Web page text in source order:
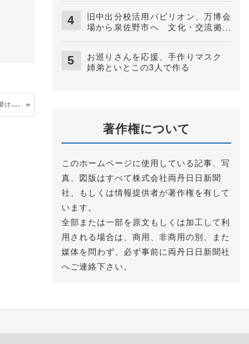
京
都丹後鉄道「鉄道事業再構築実施計画」再認定を受け、次の10年に向け決意表明
旧中出分校活用パビリオン、万博会
場から泉佐野市へ 文化・交流拠点
お巡りさんを応援、手作りマスク
姉弟といとこの3人で作る
著作権について
このホームページに使用している記事、写
真、図版はすべて株式会社両丹日日新聞
社、もしくは情報提供者が著作権を有して
います。
全部または一部を原文もしくは加工して利
用される場合は、商用、非商用の別、また
媒体を問わず、必ず事前に両丹日日新聞社
へご連絡下さい。